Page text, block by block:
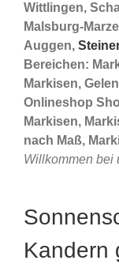
Wittlingen,
Malsburg-
Auggen,
Bereichen:
Markisen,
Onlineshop
Markisen,
nach Maß,
Willkommen bei
Kandern